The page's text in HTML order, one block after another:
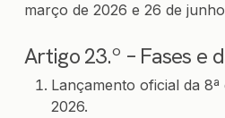
março de 2026 e 26 de
Artigo 23.º – Fases e
Lançamento oficial da
2026.